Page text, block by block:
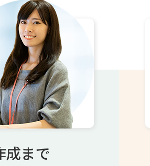
成まで